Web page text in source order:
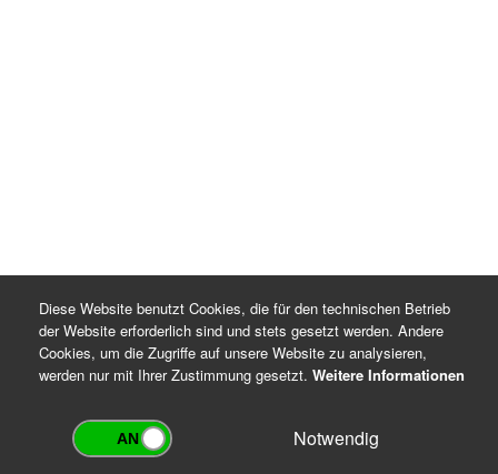
Diese Website benutzt Cookies, die für den technischen Betrieb
der Website erforderlich sind und stets gesetzt werden. Andere
Cookies, um die Zugriffe auf unsere Website zu analysieren,
werden nur mit Ihrer Zustimmung gesetzt. Weitere Informationen
Notwendig